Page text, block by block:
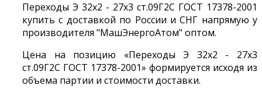
Переходы Э 32х2 - 27х3 ст.09Г2С ГОСТ 17378-2001
купить с доставкой по России и СНГ напрямую у
производителя "МашЭнергоАтом" оптом.
Цена на позицию «Переходы Э 32х2 - 27х3
ст.09Г2С ГОСТ 17378-2001» формируется исходя из
объема партии и стоимости доставки.